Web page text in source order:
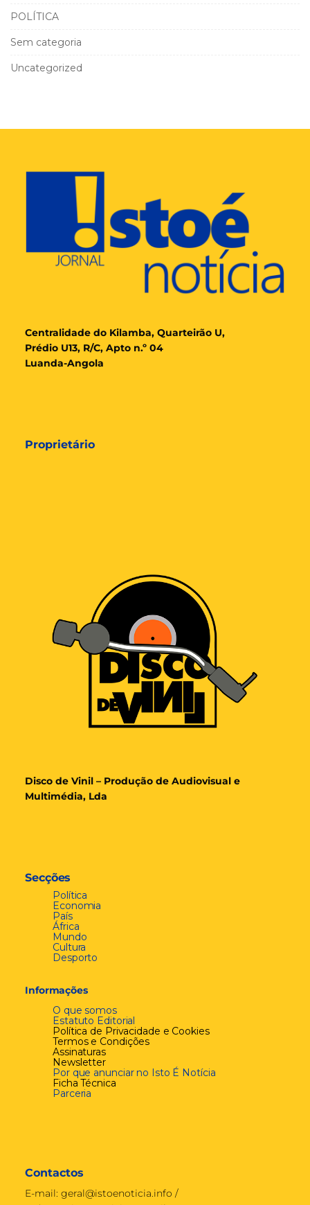
POLÍTICA
Sem categoria
Uncategorized
Centralidade do Kilamba, Quarteirão U,
Prédio U13, R/C, Apto n.º 04
Luanda-Angola
Proprietário
Disco de Vinil – Produção de Audiovisual e
Multimédia, Lda
Secções
Política
Economia
País
África
Mundo
Cultura
Desporto
Informações
O que somos
Estatuto Editorial
Política de Privacidade e Cookies
Termos e Condições
Assinaturas
Newsletter
Por que anunciar no Isto É Notícia
Ficha Técnica
Parceria
Contactos
E-mail: geral@istoenoticia.info /